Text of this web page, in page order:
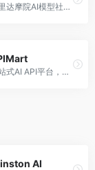
阿里达摩院AI模型社区，专注于中文AI生态。面向中文开发者，提供开源模型、数据集、开发工具等资源，中文模型丰富。
一站式AI API平台，整合多种AI服务。面向开发者，提供模型API、图像处理、语音识别等服务，API种类丰富。
AI